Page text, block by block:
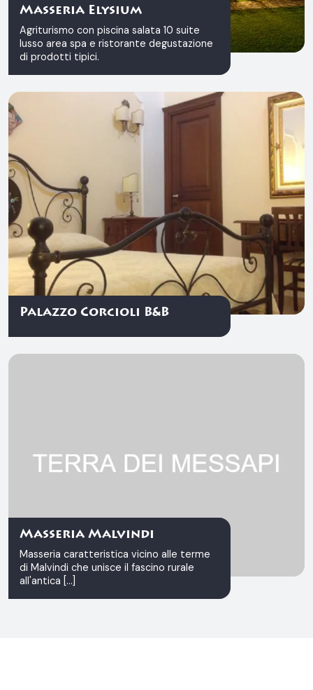
Masseria Elysium
Agriturismo con piscina salata 10 suite
lusso area spa e ristorante degustazione
di prodotti tipici.
Palazzo Corcioli B&B
Masseria Malvindi
Masseria caratteristica vicino alle terme
di Malvindi che unisce il fascino rurale
all'antica [...]